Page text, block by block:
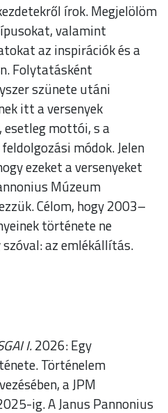
írok. Megjelölöm
valamint
az inspirációk és a
Folytatásként
szünete utáni
itt a versenyek
mottói, s a
módok. Jelen
ezeket a versenyeket
Múzeum
Célom, hogy 2003–
története ne
az emlékállítás.
I.2026: Egy
Történelem
a JPM
ig. A Janus Pannonius